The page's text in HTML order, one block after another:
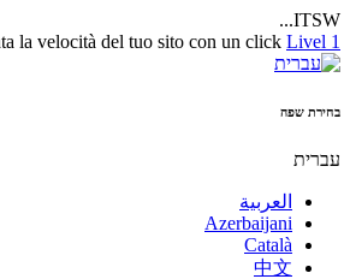
ITSW...
la velocità del tuo sito con un click Livel 1
בחירת שפה
עברית
العربية
Azerbaijani
Català
中文